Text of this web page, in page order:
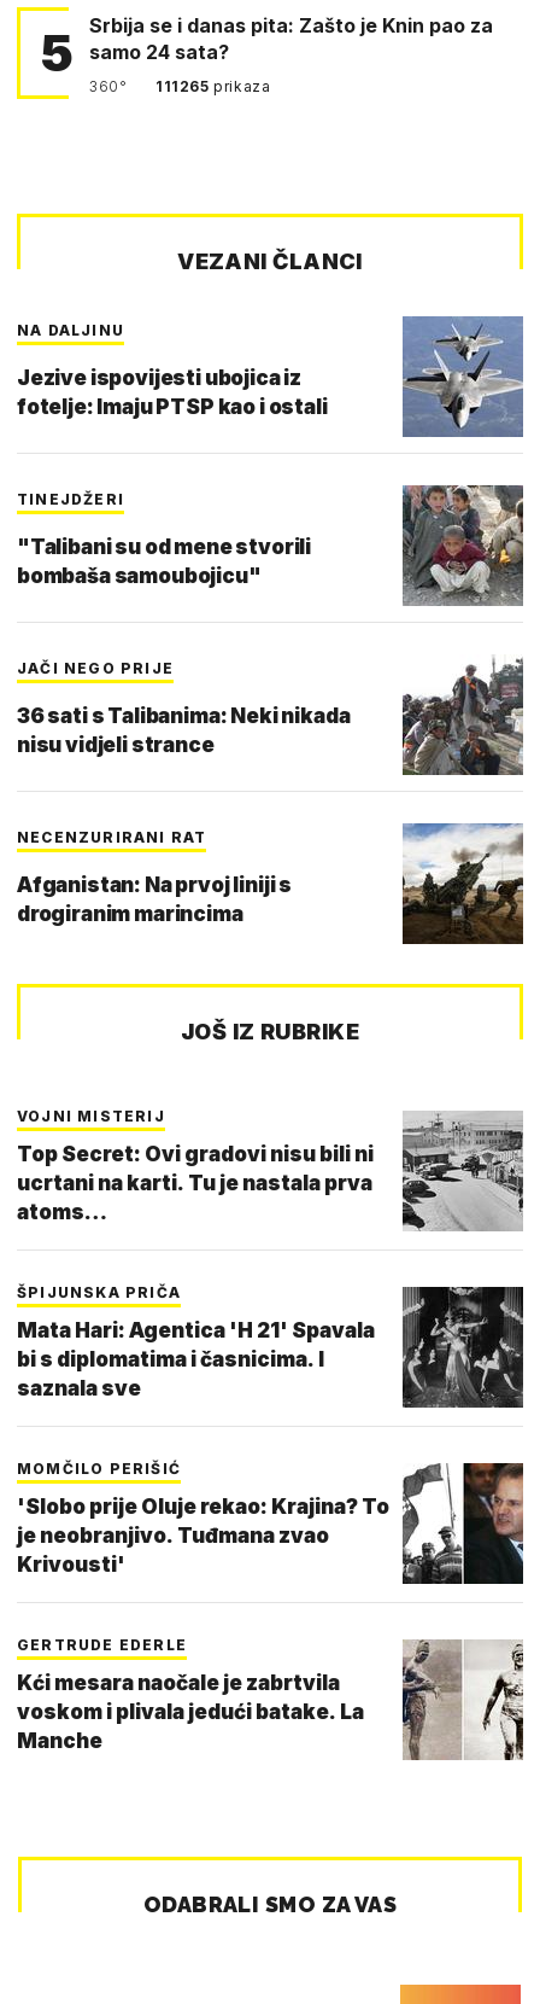
5
Srbija se i danas pita: Zašto je Knin pao za
samo 24 sata?
360° 111265prikaza
VEZANI ČLANCI
NA DALJINU
Jezive ispovijesti ubojica iz
fotelje: Imaju PTSP kao i ostali
TINEJDŽERI
"Talibani su od mene stvorili
bombaša samoubojicu"
JAČI NEGO PRIJE
36 sati s Talibanima: Neki nikada
nisu vidjeli strance
NECENZURIRANI RAT
Afganistan: Na prvoj liniji s
drogiranim marincima
JOŠ IZ RUBRIKE
VOJNI MISTERIJ
Top Secret: Ovi gradovi nisu bili ni
ucrtani na karti. Tu je nastala prva
atoms…
ŠPIJUNSKA PRIČA
Mata Hari: Agentica 'H 21' Spavala
bi s diplomatima i časnicima. I
saznala sve
MOMČILO PERIŠIĆ
'Slobo prije Oluje rekao: Krajina? To
je neobranjivo. Tuđmana zvao
Krivousti'
GERTRUDE EDERLE
Kći mesara naočale je zabrtvila
voskom i plivala jedući batake. La
Manche